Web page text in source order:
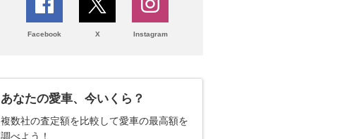
Facebook X Instagram
あなたの愛車、今いくら？
複数社の査定額を比較して愛車の最高額を
調べよう！